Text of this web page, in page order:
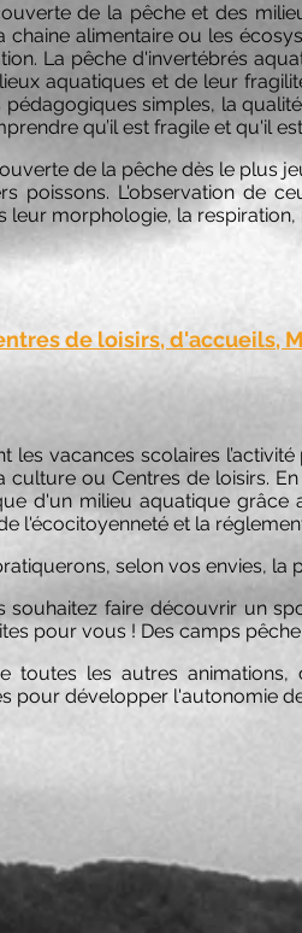
de la pêche et des
chaine alimentaire ou les
La pêche d'invertébrés
aquatiques et de leur
pédagogiques simples, la
qu’il est fragile et qu'il
de la pêche dès le plus
poissons. L'observation de
leur morphologie, la respiration,
de loisirs, d'accueils,
les vacances scolaires
culture ou Centres de loisirs.
d'un milieu aquatique
l'écocitoyenneté et la
selon vos envies, la
souhaitez faire découvrir un
pour vous ! Des camps
toutes les autres
pour développer l'autonomie